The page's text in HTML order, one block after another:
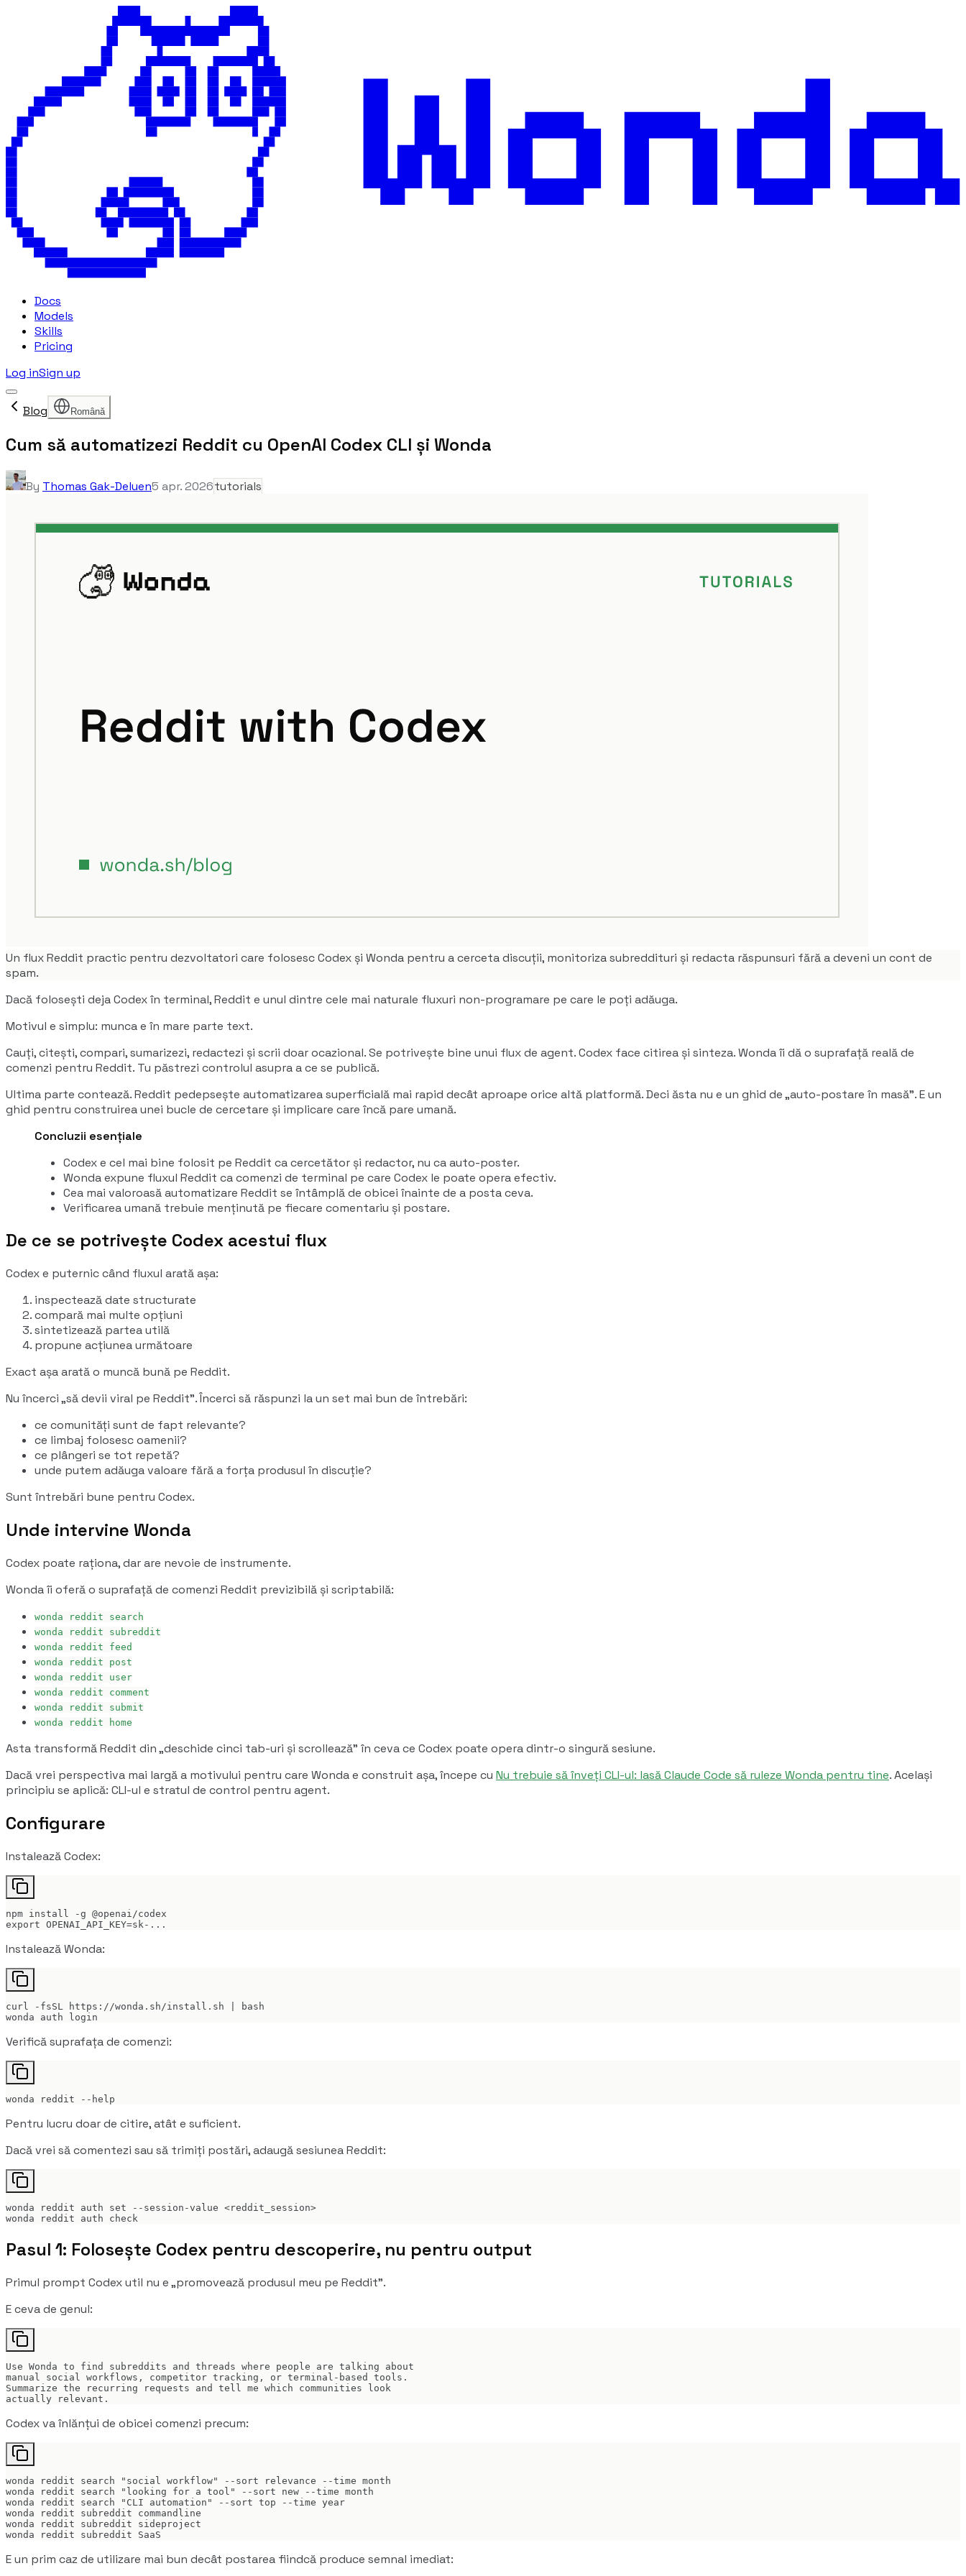
Docs
Models
Skills
Pricing
Log inSign up
Blog Română
Cum să automatizezi Reddit cu OpenAI Codex CLI și Wonda
By Thomas Gak-Deluen5 apr. 2026tutorials
Un flux Reddit practic pentru dezvoltatori care folosesc Codex și Wonda pentru a cerceta discuții, monitoriza subreddituri și redacta răspunsuri fără a deveni un cont de
spam.
Dacă folosești deja Codex în terminal, Reddit e unul dintre cele mai naturale fluxuri non-programare pe care le poți adăuga.
Motivul e simplu: munca e în mare parte text.
Cauți, citești, compari, sumarizezi, redactezi și scrii doar ocazional. Se potrivește bine unui flux de agent. Codex face citirea și sinteza. Wonda îi dă o suprafață reală de
comenzi pentru Reddit. Tu păstrezi controlul asupra a ce se publică.
Ultima parte contează. Reddit pedepsește automatizarea superficială mai rapid decât aproape orice altă platformă. Deci ăsta nu e un ghid de „auto-postare în masă". E un
ghid pentru construirea unei bucle de cercetare și implicare care încă pare umană.
Concluzii esențiale
Codex e cel mai bine folosit pe Reddit ca cercetător și redactor, nu ca auto-poster.
Wonda expune fluxul Reddit ca comenzi de terminal pe care Codex le poate opera efectiv.
Cea mai valoroasă automatizare Reddit se întâmplă de obicei înainte de a posta ceva.
Verificarea umană trebuie menținută pe fiecare comentariu și postare.
De ce se potrivește Codex acestui flux
Codex e puternic când fluxul arată așa:
inspectează date structurate
compară mai multe opțiuni
sintetizează partea utilă
propune acțiunea următoare
Exact așa arată o muncă bună pe Reddit.
Nu încerci „să devii viral pe Reddit". Încerci să răspunzi la un set mai bun de întrebări:
ce comunități sunt de fapt relevante?
ce limbaj folosesc oamenii?
ce plângeri se tot repetă?
unde putem adăuga valoare fără a forța produsul în discuție?
Sunt întrebări bune pentru Codex.
Unde intervine Wonda
Codex poate raționa, dar are nevoie de instrumente.
Wonda îi oferă o suprafață de comenzi Reddit previzibilă și scriptabilă:
wonda reddit search
wonda reddit subreddit
wonda reddit feed
wonda reddit post
wonda reddit user
wonda reddit comment
wonda reddit submit
wonda reddit home
Asta transformă Reddit din „deschide cinci tab-uri și scrollează" în ceva ce Codex poate opera dintr-o singură sesiune.
Dacă vrei perspectiva mai largă a motivului pentru care Wonda e construit așa, începe cu Nu trebuie să înveți CLI-ul: lasă Claude Code să ruleze Wonda pentru tine. Același
principiu se aplică: CLI-ul e stratul de control pentru agent.
Configurare
Instalează Codex:
npm install -g @openai/codex
export OPENAI_API_KEY=sk-...
Instalează Wonda:
curl -fsSL https://wonda.sh/install.sh | bash
wonda auth login
Verifică suprafața de comenzi:
wonda reddit --help
Pentru lucru doar de citire, atât e suficient.
Dacă vrei să comentezi sau să trimiți postări, adaugă sesiunea Reddit:
wonda reddit auth set --session-value <reddit_session>
wonda reddit auth check
Pasul 1: Folosește Codex pentru descoperire, nu pentru output
Primul prompt Codex util nu e „promovează produsul meu pe Reddit".
E ceva de genul:
Use Wonda to find subreddits and threads where people are talking about
manual social workflows, competitor tracking, or terminal-based tools.
Summarize the recurring requests and tell me which communities look
actually relevant.
Codex va înlănțui de obicei comenzi precum:
wonda reddit search "social workflow" --sort relevance --time month
wonda reddit search "looking for a tool" --sort new --time month
wonda reddit search "CLI automation" --sort top --time year
wonda reddit subreddit commandline
wonda reddit subreddit sideproject
wonda reddit subreddit SaaS
E un prim caz de utilizare mai bun decât postarea fiindcă produce semnal imediat: